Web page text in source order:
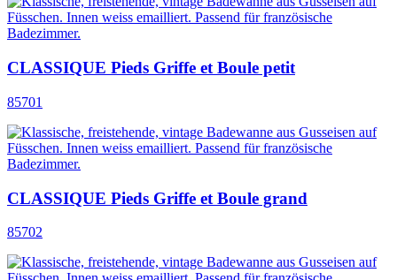
CLASSIQUE Pieds Griffe et Boule petit
85701
CLASSIQUE Pieds Griffe et Boule grand
85702